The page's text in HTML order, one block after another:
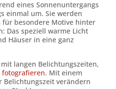
eines Sonnenuntergangs
einmal um. Sie werden
für besondere Motive hinter
Das speziell warme Licht
Häuser in eine ganz
langen Belichtungszeiten,
fotografieren. Mit einem
Belichtungszeit verändern